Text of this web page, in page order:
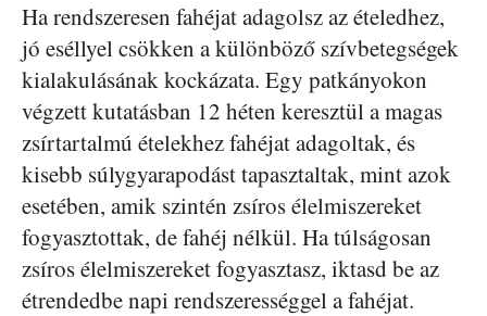
Ha rendszeresen fahéjat adagolsz az ételedhez,
jó eséllyel csökken a különböző szívbetegségek
kialakulásának kockázata. Egy patkányokon
végzett kutatásban 12 héten keresztül a magas
zsírtartalmú ételekhez fahéjat adagoltak, és
kisebb súlygyarapodást tapasztaltak, mint azok
esetében, amik szintén zsíros élelmiszereket
fogyasztottak, de fahéj nélkül. Ha túlságosan
zsíros élelmiszereket fogyasztasz, iktasd be az
étrendedbe napi rendszerességgel a fahéjat.